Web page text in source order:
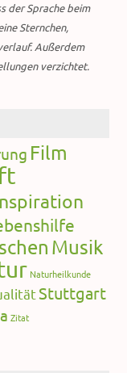
der Sprache beim
Sternchen,
Außerdem
verzichtet.
Film
Musik
Naturheilkunde
Stuttgart
Zitat